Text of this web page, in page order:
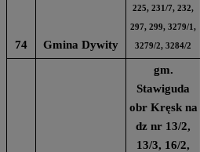
74 Gmina Dywity
225, 231/7, 232,
297, 299, 3279/1,
3279/2, 3284/2
gm.
Stawiguda
obr Kręsk na
dz nr 13/2,
13/3, 16/2,